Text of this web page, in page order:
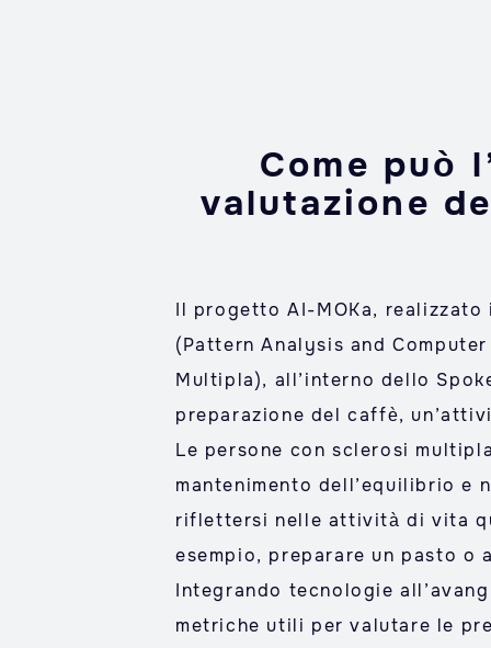
Come può
valutazione
Il progetto AI-MOKa, realizzato
(Pattern Analysis and
Multipla), all’interno dello
preparazione del caffè,
Le persone con sclerosi
mantenimento dell’equilibrio e
riflettersi nelle attività di vita
esempio, preparare un pasto o
Integrando tecnologie
metriche utili per valutare le